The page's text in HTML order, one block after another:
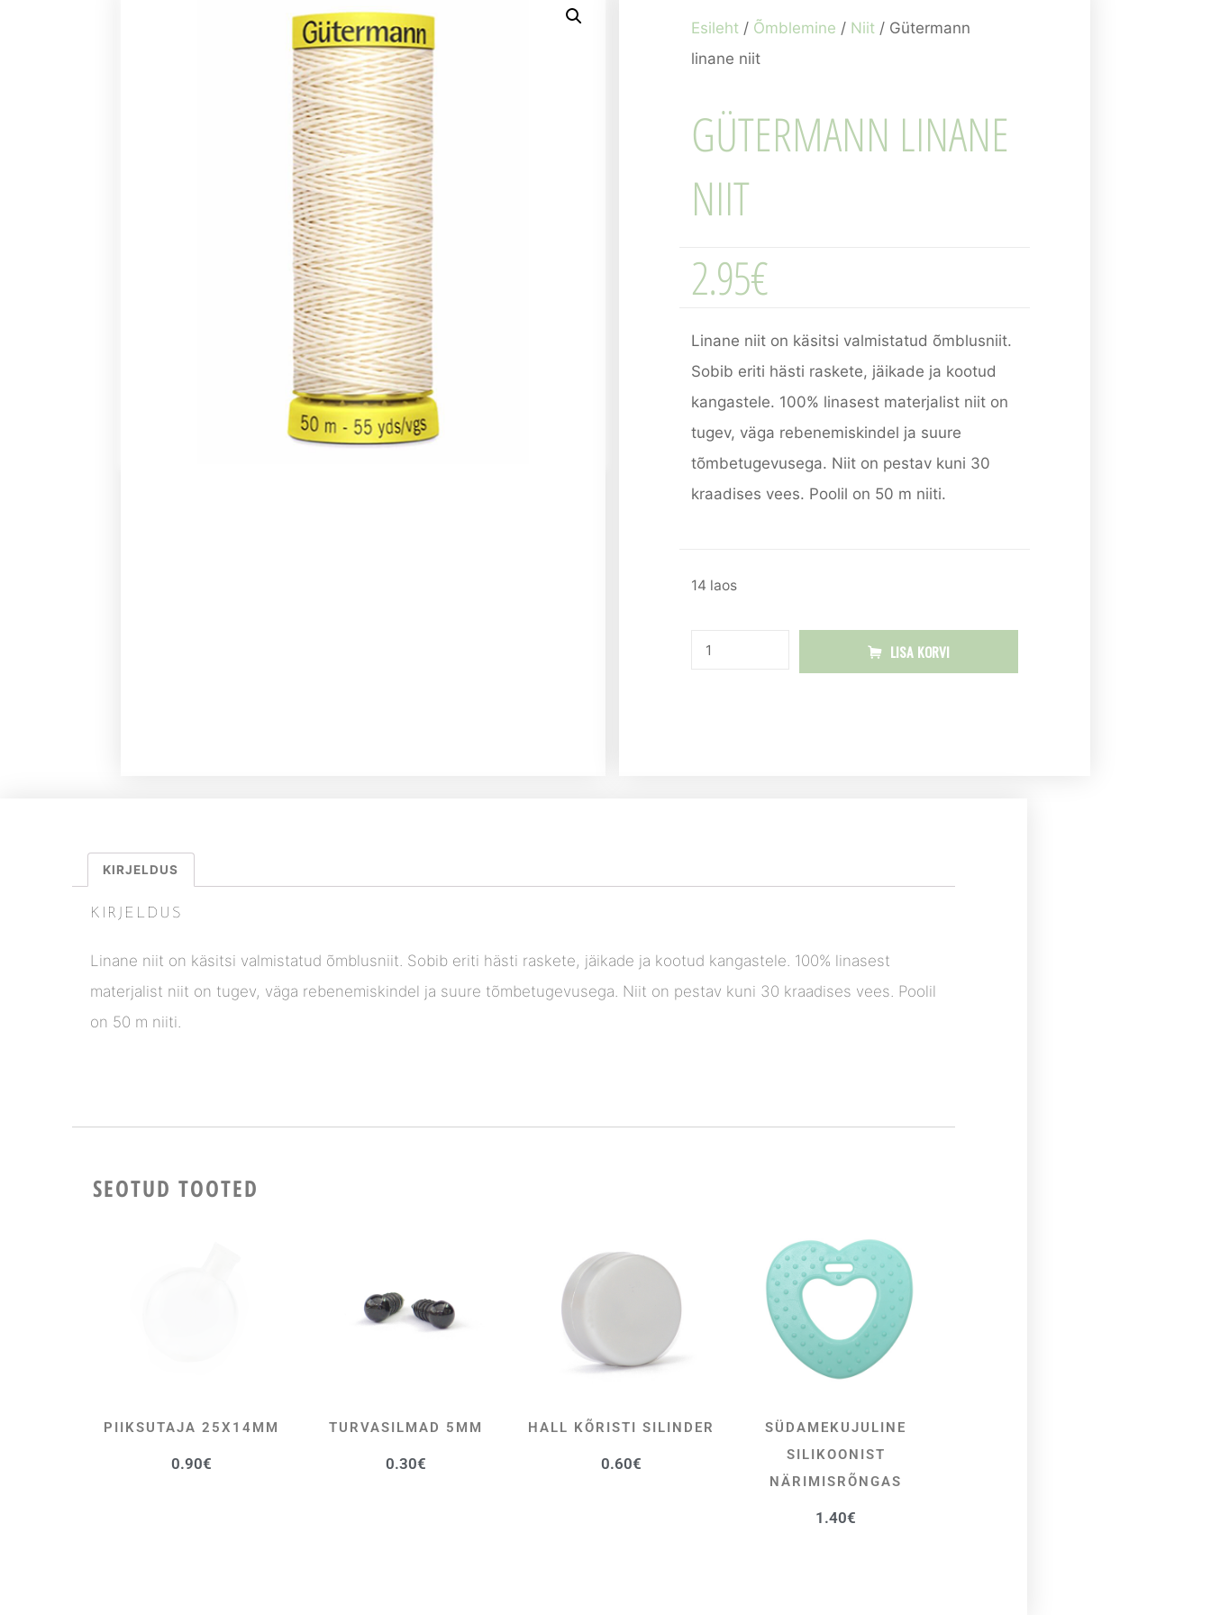
Esileht / Õmblemine / Niit / Gütermann
linane niit
GÜTERMANN LINANE
NIIT
2.95€
Linane niit on käsitsi valmistatud õmblusniit.
Sobib eriti hästi raskete, jäikade ja kootud
kangastele. 100% linasest materjalist niit on
tugev, väga rebenemiskindel ja suure
tõmbetugevusega. Niit on pestav kuni 30
kraadises vees. Poolil on 50 m niiti.
14 laos
LISA KORVI
KIRJELDUS
KIRJELDUS
Linane niit on käsitsi valmistatud õmblusniit. Sobib eriti hästi raskete, jäikade ja kootud kangastele. 100% linasest
materjalist niit on tugev, väga rebenemiskindel ja suure tõmbetugevusega. Niit on pestav kuni 30 kraadises vees. Poolil
on 50 m niiti.
SEOTUD TOOTED
LISA KORVI
PIIKSUTAJA 25X14MM
0.90€
LISA KORVI
TURVASILMAD 5MM
0.30€
LISA KORVI
HALL KÕRISTI SILINDER
0.60€
VALI
SÜDAMEKUJULINE
SILIKOONIST
NÄRIMISRÕNGAS
1.40€